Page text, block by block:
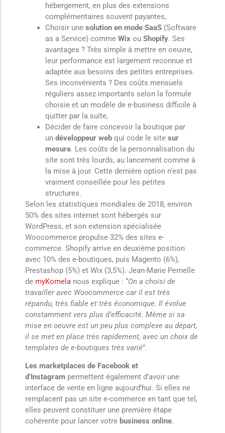
hébergement, en plus des extensions
complémentaires souvent payantes,
Choisir une solution en mode SaaS (Software
as a Service) comme Wix ou Shopify. Ses
avantages ? Très simple à mettre en oeuvre,
leur performance est largement reconnue et
adaptée aux besoins des petites entreprises.
Ses inconvénients ? Des coûts mensuels
réguliers assez importants selon la formule
choisie et un modèle de e-business difficile à
quitter par la suite,
Décider de faire concevoir la boutique par
un développeur web qui code le site sur
mesure. Les coûts de la personnalisation du
site sont très lourds, au lancement comme à
la mise à jour. Cette dernière option n’est pas
vraiment conseillée pour les petites
structures.
Selon les statistiques mondiales de 2018, environ
50% des sites internet sont hébergés sur
WordPress, et son extension spécialisée
Woocommerce propulse 32% des sites e-
commerce. Shopify arrive en deuxième position
avec 10% des e-boutiques, puis Magento (6%),
Prestashop (5%) et Wix (3,5%). Jean-Marie Pernelle
de myKomela nous explique : “On a choisi de
travailler avec Woocommerce car il est très
répandu, très fiable et très économique. Il évolue
constamment vers plus d’efficacité. Même si sa
mise en oeuvre est un peu plus complexe au départ,
il se met en place très rapidement, avec un choix de
templates de e-boutiques très varié”.
Les marketplaces de Facebook et
d’Instagram permettent également d’avoir une
interface de vente en ligne aujourd’hui. Si elles ne
remplacent pas un site e-commerce en tant que tel,
elles peuvent constituer une première étape
cohérente pour lancer votre business online.